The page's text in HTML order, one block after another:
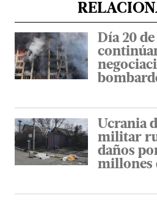
Día 20
Ucrania
militar
daños
millones